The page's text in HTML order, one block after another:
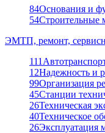
84Основания и
54Строительные
ЭМТП, ремонт,
111
12Надежность и
99Организация
45Станции
26Техническая
40Техническое
26Эксплуатация